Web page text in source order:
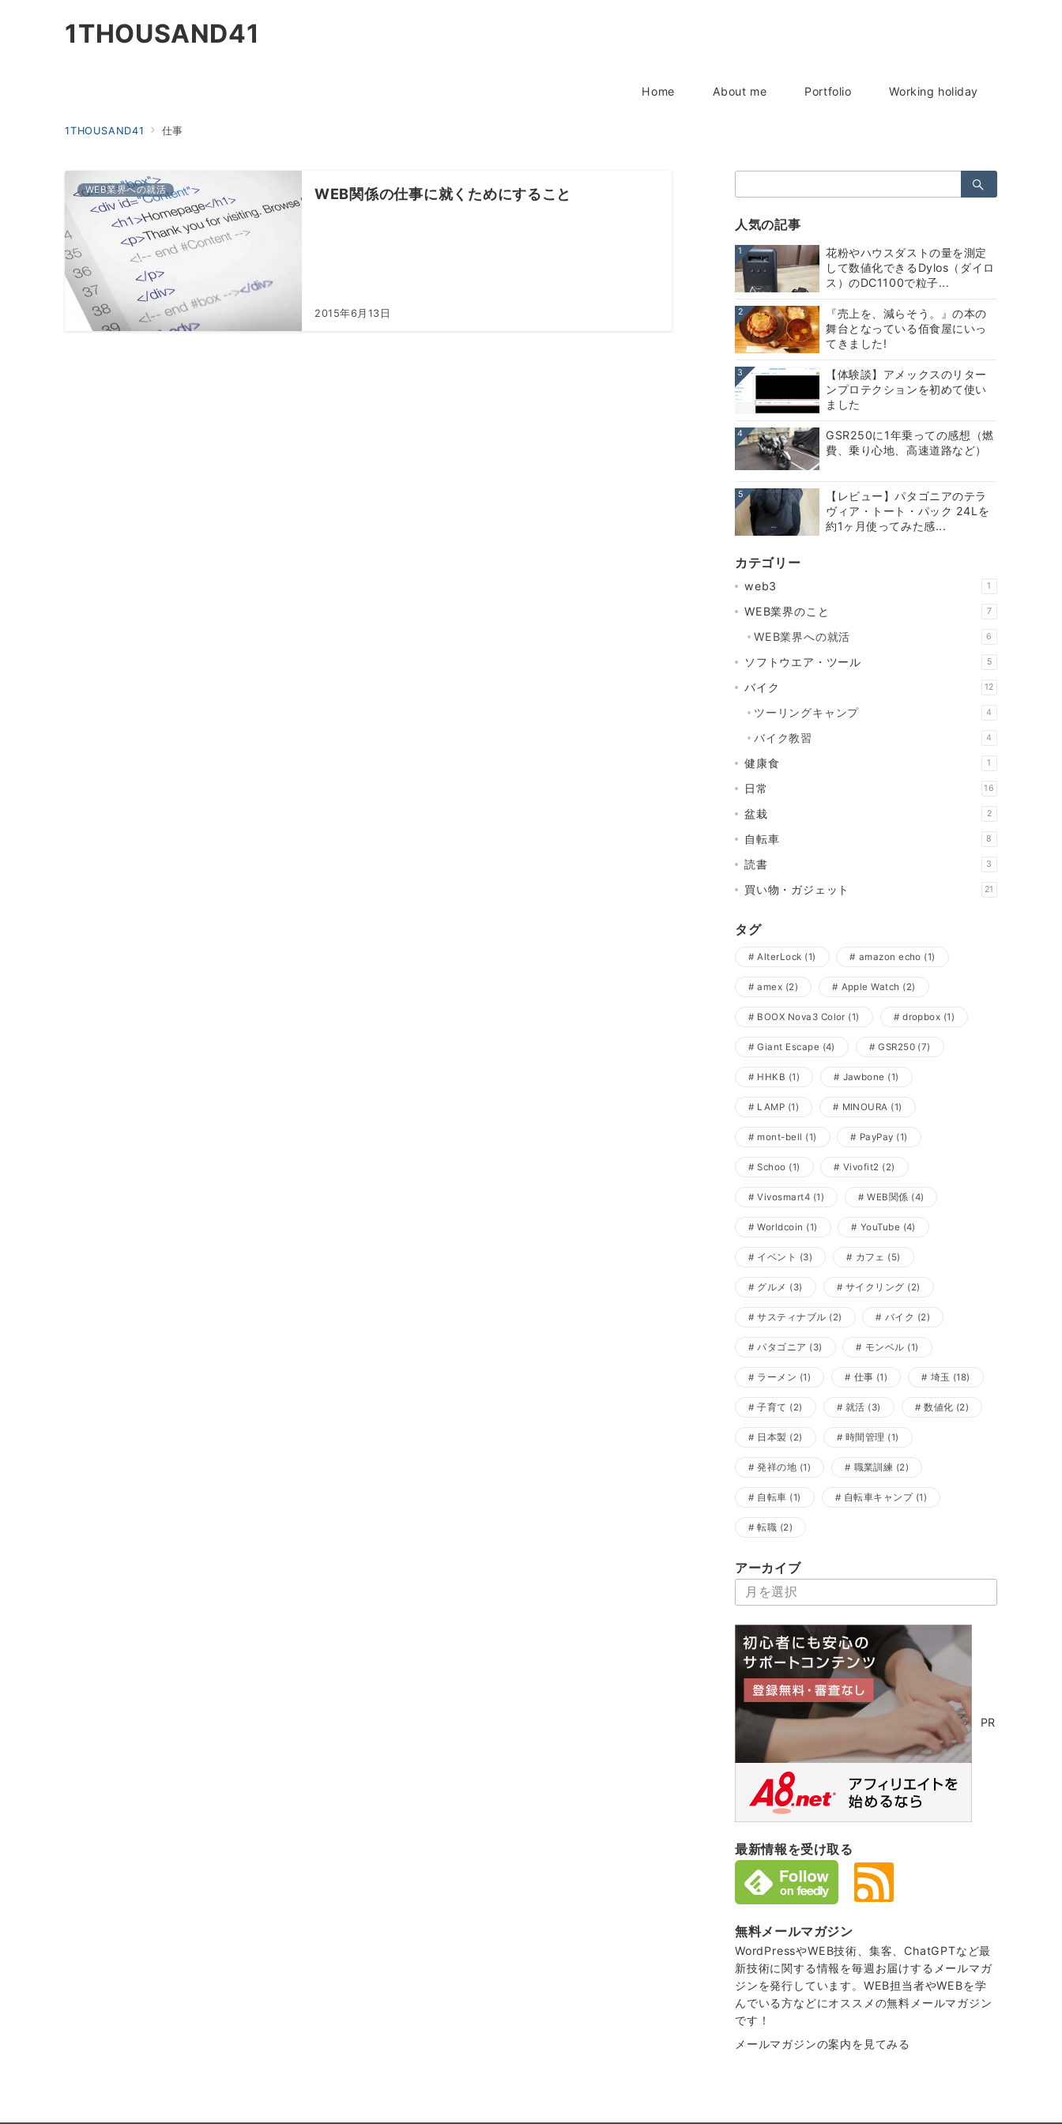
1THOUSAND41
Home About me Portfolio Working holiday
1THOUSAND41 仕事
WEB業界への就活 WEB関係の仕事に就くためにすること
2015年6月13日
索：
人気の記事
1
花粉やハウスダストの量を測定
して数値化できるDylos（ダイロ
ス）のDC1100で粒子...
2
『売上を、減らそう。』の本の
舞台となっている佰食屋にいっ
てきました!
3
【体験談】アメックスのリター
ンプロテクションを初めて使い
ました
4
GSR250に1年乗っての感想（燃
費、乗り心地、高速道路など）
5
【レビュー】パタゴニアのテラ
ヴィア・トート・パック 24Lを
約1ヶ月使ってみた感...
カテゴリー
web3 1
WEB業界のこと 7
WEB業界への就活 6
ソフトウエア・ツール 5
バイク 12
ツーリングキャンプ 4
バイク教習 4
健康食 1
日常 16
盆栽 2
自転車 8
読書 3
買い物・ガジェット 21
タグ
AlterLock (1) amazon echo (1)
amex (2) Apple Watch (2)
BOOX Nova3 Color (1) dropbox (1)
Giant Escape (4) GSR250 (7)
HHKB (1) Jawbone (1)
LAMP (1) MINOURA (1)
mont-bell (1) PayPay (1)
Schoo (1) Vivofit2 (2)
Vivosmart4 (1) WEB関係 (4)
Worldcoin (1) YouTube (4)
イベント (3) カフェ (5)
グルメ (3) サイクリング (2)
サスティナブル (2) バイク (2)
パタゴニア (3) モンベル (1)
ラーメン (1) 仕事 (1) 埼玉 (18)
子育て (2) 就活 (3) 数値化 (2)
日本製 (2) 時間管理 (1)
発祥の地 (1) 職業訓練 (2)
自転車 (1) 自転車キャンプ(1)
転職 (2)
アーカイブ
ー
イ
ブ
PR
最新情報を受け取る
無料メールマガジン
WordPressやWEB技術、集客、ChatGPTなど最
新技術に関する情報を毎週お届けするメールマガ
ジンを発行しています。WEB担当者やWEBを学
んでいる方などにオススメの無料メールマガジン
です！
メールマガジンの案内を見てみる